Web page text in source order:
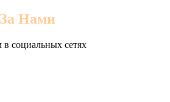
Нами
социальных сетях